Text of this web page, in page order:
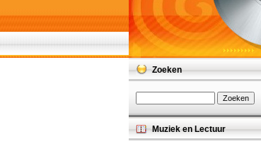
Zoeken
Muziek en Lectuur